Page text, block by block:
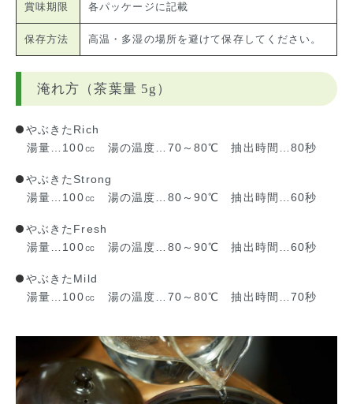
賞味期限 各パッケージに記載
保存方法 高温・多湿の場所を避けて保存してください。
淹れ方（茶葉量 5g）
やぶきたRich
湯量…100㏄ 湯の温度…70～80℃ 抽出時間…80秒
やぶきたStrong
湯量…100㏄ 湯の温度…80～90℃ 抽出時間…60秒
やぶきたFresh
湯量…100㏄ 湯の温度…80～90℃ 抽出時間…60秒
やぶきたMild
湯量…100㏄ 湯の温度…70～80℃ 抽出時間…70秒